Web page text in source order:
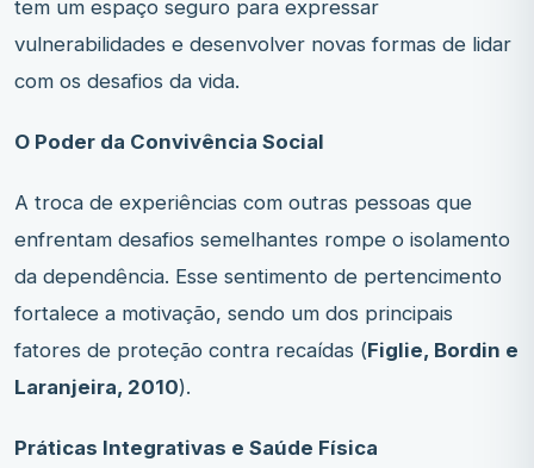
tem um espaço seguro para expressar
vulnerabilidades e desenvolver novas formas de lidar
com os desafios da vida.
O Poder da Convivência Social
A troca de experiências com outras pessoas que
enfrentam desafios semelhantes rompe o isolamento
da dependência. Esse sentimento de pertencimento
fortalece a motivação, sendo um dos principais
fatores de proteção contra recaídas (Figlie, Bordin e
Laranjeira, 2010).
Práticas Integrativas e Saúde Física